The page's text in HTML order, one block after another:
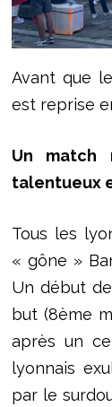
Avant que
est reprise
Un match
talentueux
Tous les
« gône »
Un début
but (8ème
après un
lyonnais
par le